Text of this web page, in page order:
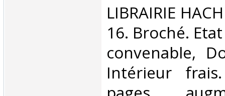
‎LIBRAIRIE
16. Broché.
convenable,
Intérieur